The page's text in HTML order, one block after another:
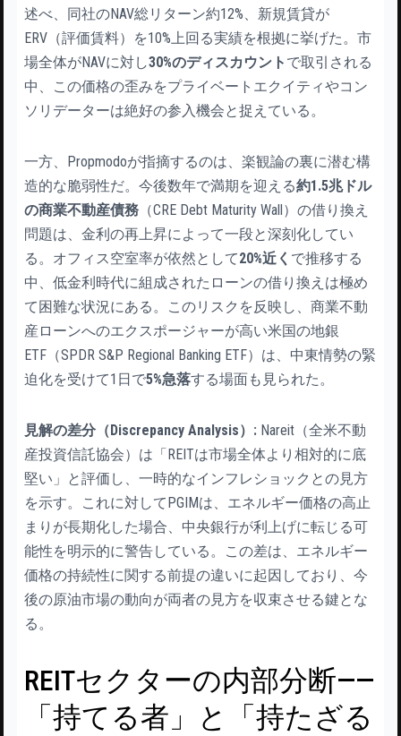
述べ、同社のNAV総リターン約12%、新規賃貸が
ERV（評価賃料）を10%上回る実績を根拠に挙げた。市
場全体がNAVに対し30%のディスカウント で取引される
中、この価格の歪みをプライベートエクイティやコン
ソリデーターは絶好の参入機会と捉えている。
一方、Propmodoが指摘するのは、楽観論の裏に潜む構
造的な脆弱性だ。今後数年で満期を迎える約1.5兆ドル
の商業不動産債務 （CRE Debt Maturity Wall）の借り換え
問題は、金利の再上昇によって一段と深刻化してい
る。オフィス空室率が依然として20%近く で推移する
中、低金利時代に組成されたローンの借り換えは極め
て困難な状況にある。このリスクを反映し、商業不動
産ローンへのエクスポージャーが高い米国の地銀
ETF（SPDR S&P Regional Banking ETF）は、中東情勢の緊
迫化を受けて1日で5%急落する場面も見られた。
見解の差分（Discrepancy Analysis）: Nareit（全米不動
産投資信託協会）は「REITは市場全体より相対的に底
堅い」と評価し、一時的なインフレショックとの見方
を示す。これに対してPGIMは、エネルギー価格の高止
まりが長期化した場合、中央銀行が利上げに転じる可
能性を明示的に警告している。この差は、エネルギー
価格の持続性に関する前提の違いに起因しており、今
後の原油市場の動向が両者の見方を収束させる鍵とな
る。
REITセクターの内部分断——
「持てる者」と「持たざる